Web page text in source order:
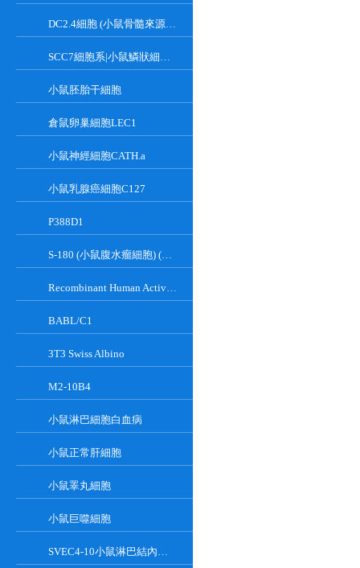
DC2.4細胞 (小鼠骨髓來源樹突狀細胞)
SCC7細胞系|小鼠鱗狀細胞癌細胞
小鼠胚胎干細胞
倉鼠卵巢細胞LEC1
小鼠神經細胞CATH.a
小鼠乳腺癌細胞C127
P388D1
S-180 (小鼠腹水瘤細胞) (種屬鑒定正確)
Recombinant Human Active Focal Adhesion Kinase
BABL/C1
3T3 Swiss Albino
M2-10B4
小鼠淋巴細胞白血病
小鼠正常肝細胞
小鼠睪丸細胞
小鼠巨噬細胞
SVEC4-10小鼠淋巴結內皮細胞